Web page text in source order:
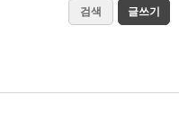
검색 글쓰기